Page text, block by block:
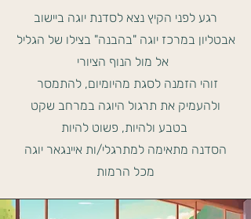
רגע לפני הקיץ נצא לסדנת יוגה ביישוב
אבטליון במרכז יוגה "בהבנה" בצילו של הגליל
אל מול הנוף הציורי
ולהעמיק את תרגול היוגה במרחב שקט
הסדנה מתאימה למתרגלי/ות איינגאר יוגה
מכל הרמות